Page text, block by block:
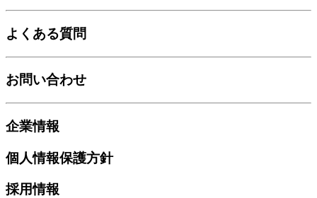
よくある質問
お問い合わせ
企業情報
個人情報保護方針
採用情報